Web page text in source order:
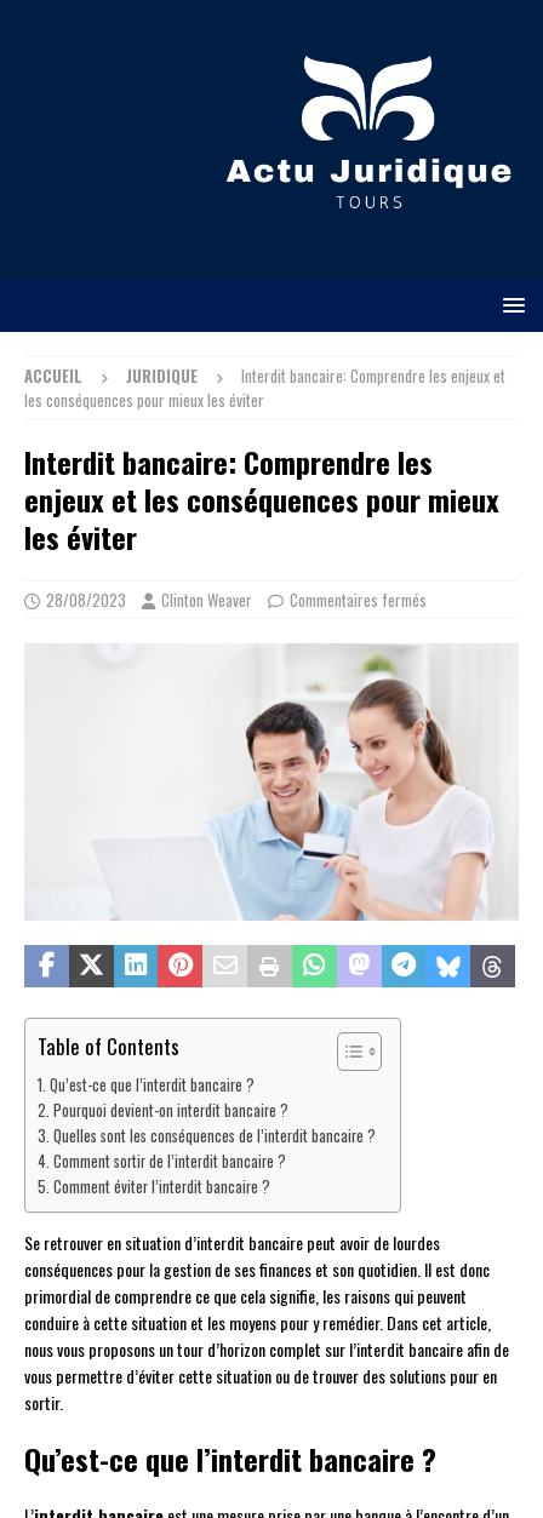
ACCUEIL JURIDIQUE
Interdit bancaire: Comprendre les enjeux et
les conséquences pour mieux les éviter
Interdit bancaire: Comprendre les
enjeux et les conséquences pour mieux
les éviter
28/08/2023 Clinton Weaver Commentaires fermés
Table of Contents
Qu’est-ce que l’interdit bancaire ?
Pourquoi devient-on interdit bancaire ?
Quelles sont les conséquences de l’interdit bancaire ?
Comment sortir de l’interdit bancaire ?
Comment éviter l’interdit bancaire ?
Se retrouver en situation d’interdit bancaire peut avoir de lourdes
conséquences pour la gestion de ses finances et son quotidien. Il est donc
primordial de comprendre ce que cela signifie, les raisons qui peuvent
conduire à cette situation et les moyens pour y remédier. Dans cet article,
nous vous proposons un tour d’horizon complet sur l’interdit bancaire afin de
vous permettre d’éviter cette situation ou de trouver des solutions pour en
sortir.
Qu’est-ce que l’interdit bancaire ?